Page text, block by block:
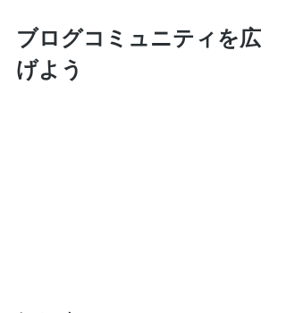
ブログコミュニティを広
げよう